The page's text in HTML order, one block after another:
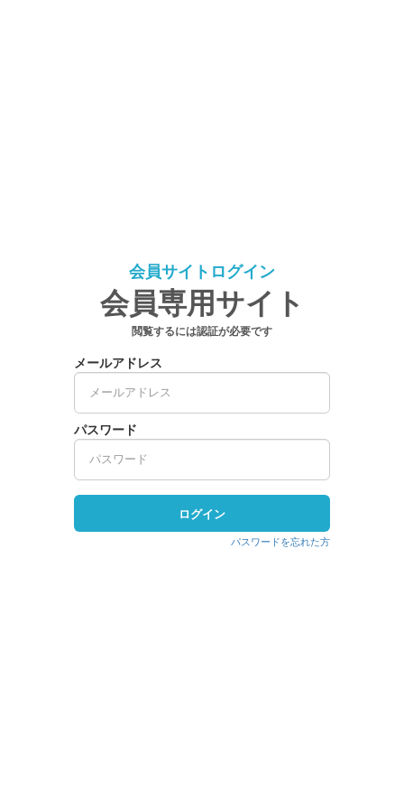
会員サイトログイン
会員専用サイト
閲覧するには認証が必要です
メールアドレス
パスワード
ログイン
パスワードを忘れた方